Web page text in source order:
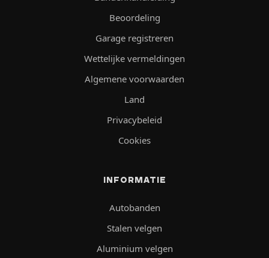
Beoordeling
Garage registreren
Wettelijke vermeldingen
Algemene voorwaarden
Land
Privacybeleid
Cookies
INFORMATIE
Autobanden
Stalen velgen
Aluminium velgen